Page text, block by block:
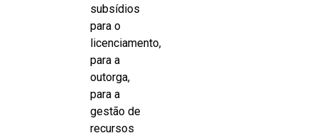
subsídios
para o
licenciamento,
para a
outorga,
para a
gestão de
recursos